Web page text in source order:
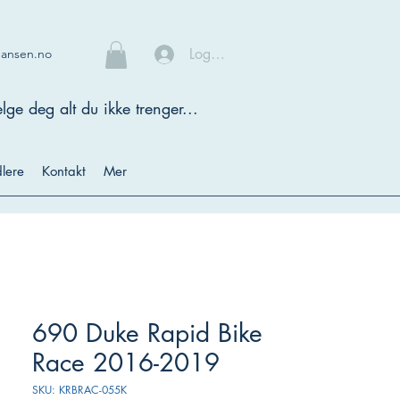
Logg inn
deg alt du ikke trenger...
Kontakt Mer
690 Duke Rapid Bike
Race 2016-2019
SKU: KRBRAC-055K